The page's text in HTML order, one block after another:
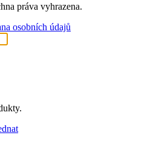
práva vyhrazena.
osobních údajů